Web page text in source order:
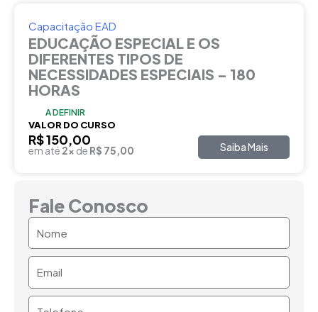
Capacitação EAD
EDUCAÇÃO ESPECIAL E OS
DIFERENTES TIPOS DE
NECESSIDADES ESPECIAIS – 180
HORAS
A DEFINIR
VALOR DO CURSO
R$ 150,00
em até 2x de R$ 75,00 Saiba Mais
Fale Conosco